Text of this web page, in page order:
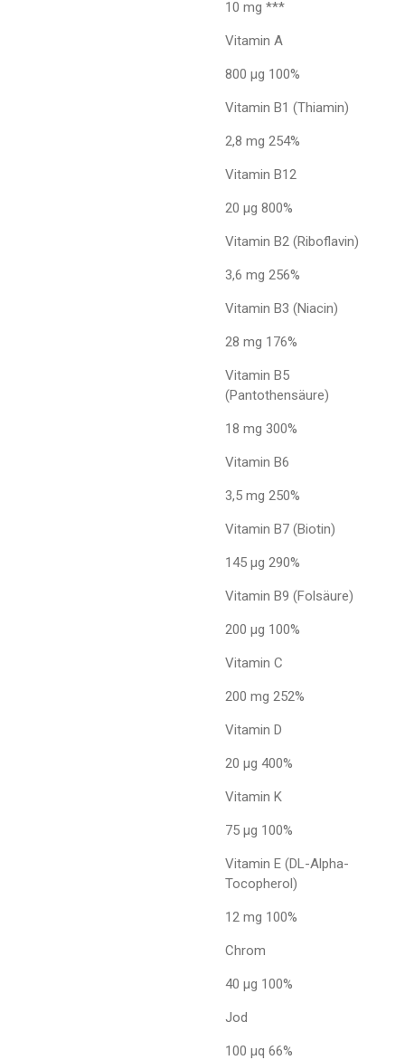
10 mg ***
Vitamin A
800 µg 100%
Vitamin B1 (Thiamin)
2,8 mg 254%
Vitamin B12
20 µg 800%
Vitamin B2 (Riboflavin)
3,6 mg 256%
Vitamin B3 (Niacin)
28 mg 176%
Vitamin B5
(Pantothensäure)
18 mg 300%
Vitamin B6
3,5 mg 250%
Vitamin B7 (Biotin)
145 µg 290%
Vitamin B9 (Folsäure)
200 µg 100%
Vitamin C
200 mg 252%
Vitamin D
20 µg 400%
Vitamin K
75 µg 100%
Vitamin E (DL-Alpha-
Tocopherol)
12 mg 100%
Chrom
40 µg 100%
Jod
100 µq 66%